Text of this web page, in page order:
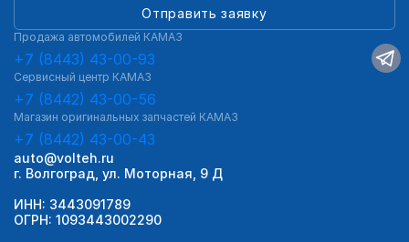
Отправить заявку
Продажа автомобилей КАМАЗ
+7 (8443) 43-00-93
Сервисный центр КАМАЗ
+7 (8442) 43-00-56
Магазин оригинальных запчастей КАМАЗ
+7 (8442) 43-00-43
auto@volteh.ru
г. Волгоград, ул. Моторная, 9 Д
ИНН: 3443091789
ОГРН: 1093443002290